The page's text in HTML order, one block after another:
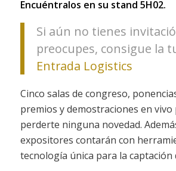
Encuéntralos en su stand 5H02.
Si aún no tienes
preocupes, consigue la
Entrada Logistics
Cinco salas de congreso,
premios y demostraciones en vivo
perderte ninguna novedad.
expositores contarán con
tecnología única para la captación